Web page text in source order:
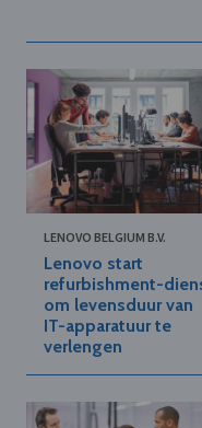
LENOVO BELGIUM B.V.
Lenovo start
refurbishment-
om levensduur van
IT-apparatuur te
verlengen